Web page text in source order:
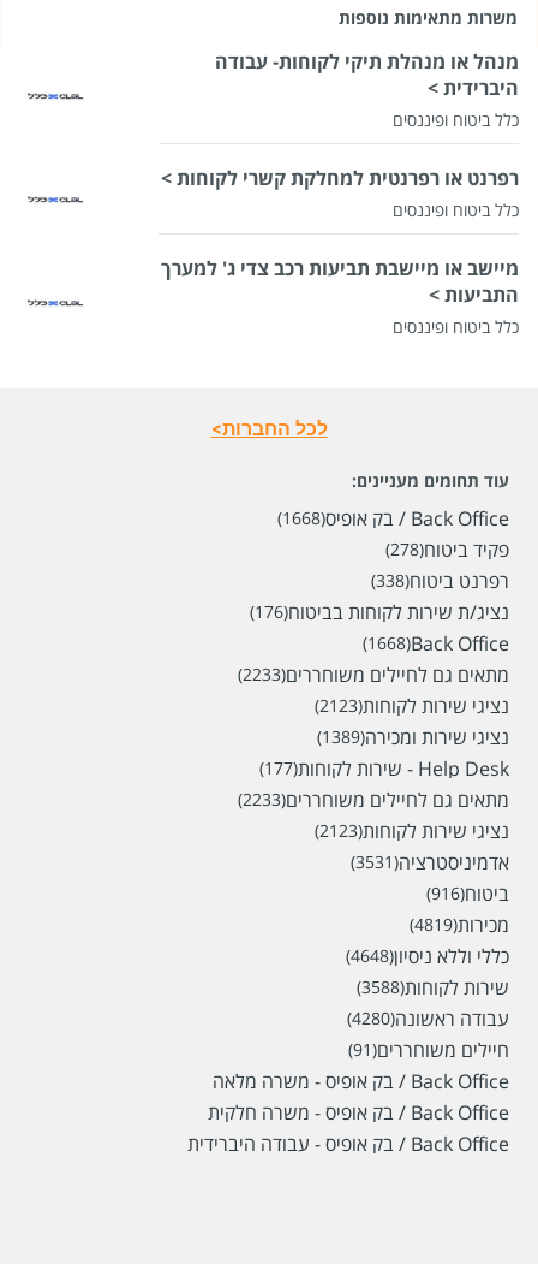
משרות מתאימות נוספות
מנהל או מנהלת תיקי לקוחות- עבודה
היברידית >
כלל ביטוח ופיננסים
רפרנט או רפרנטית למחלקת קשרי לקוחות >
כלל ביטוח ופיננסים
מיישב או מיישבת תביעות רכב צדי ג' למערך
התביעות >
כלל ביטוח ופיננסים
לכל החברות>
עוד תחומים מעניינים:
Back Office / בק אופיס (1668)
פקיד ביטוח(278)
רפרנט ביטוח(338)
נציג/ת שירות לקוחות בביטוח(176)
Back Office
(1668)
מתאים גם לחיילים משוחררים(2233)
נציגי שירות לקוחות(2123)
נציגי שירות ומכירה(1389)
Help Desk - שירות לקוחות (177)
מתאים גם לחיילים משוחררים(2233)
נציגי שירות לקוחות(2123)
אדמיניסטרציה(3531)
ביטוח(916)
מכירות(4819)
כללי וללא ניסיון(4648)
שירות לקוחות(3588)
עבודה ראשונה(4280)
חיילים משוחררים(91)
Back Office / בק אופיס - משרה מלאה
Back Office / בק אופיס - משרה חלקית
Back Office / בק אופיס - עבודה היברידית